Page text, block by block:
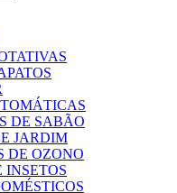
DE SABÃO
JARDIM
DE OZONO
INSETOS